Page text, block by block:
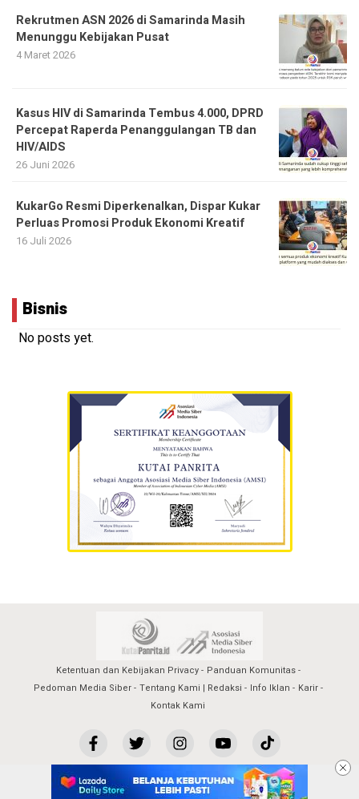
Rekrutmen ASN 2026 di Samarinda Masih
Menunggu Kebijakan Pusat
4 Maret 2026
Kasus HIV di Samarinda Tembus 4.000, DPRD
Percepat Raperda Penanggulangan TB dan
HIV/AIDS
26 Juni 2026
KukarGo Resmi Diperkenalkan, Dispar Kukar
Perluas Promosi Produk Ekonomi Kreatif
16 Juli 2026
Bisnis
No posts yet.
Ketentuan dan Kebijakan Privacy
Panduan Komunitas
Pedoman Media Siber
Tentang Kami | Redaksi Info Iklan
Karir
Kontak Kami
kutaipanrita@2023